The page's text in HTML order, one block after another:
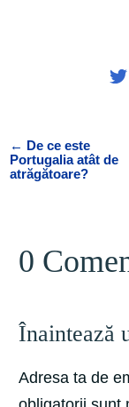
← De ce este
Portugalia atât de
atrăgătoare?
0
Înaintează
Adresa ta de